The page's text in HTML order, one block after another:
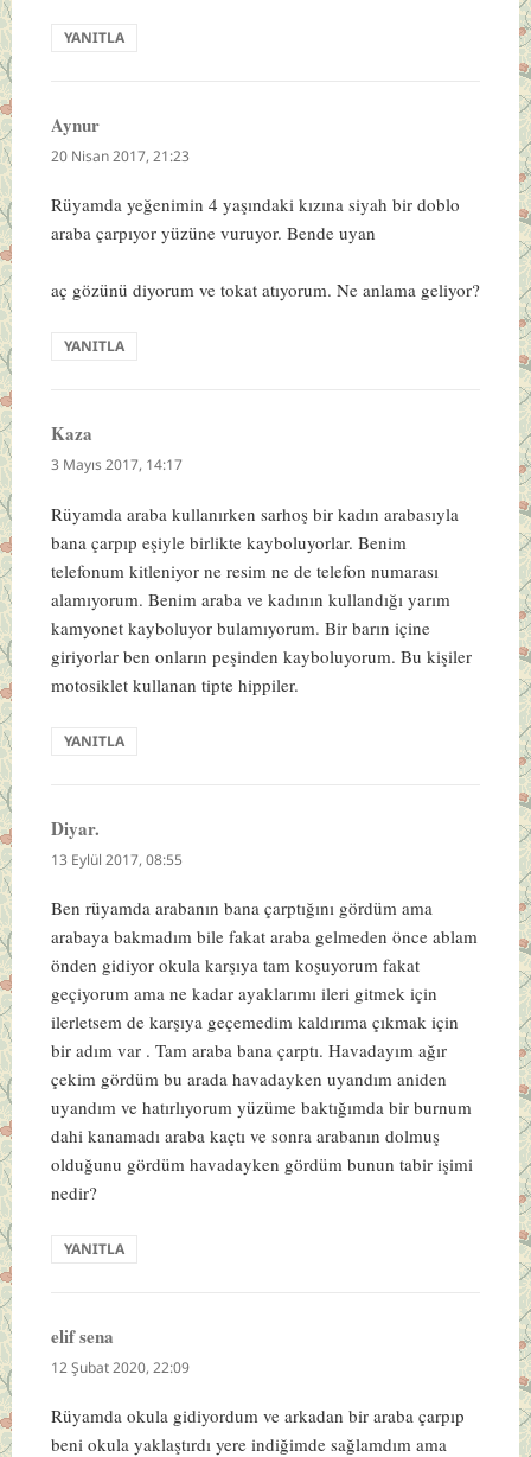
YANITLA
Aynurdedi
ki:
20 Nisan 2017, 21:23
Rüyamda yeğenimin 4 yaşındaki kızına siyah bir doblo
araba çarpıyor yüzüne vuruyor. Bende uyan
aç gözünü diyorum ve tokat atıyorum. Ne anlama geliyor?
YANITLA
Kaza
ki:
3 Mayıs 2017, 14:17
Rüyamda araba kullanırken sarhoş bir kadın arabasıyla
bana çarpıp eşiyle birlikte kayboluyorlar. Benim
telefonum kitleniyor ne resim ne de telefon numarası
alamıyorum. Benim araba ve kadının kullandığı yarım
kamyonet kayboluyor bulamıyorum. Bir barın içine
giriyorlar ben onların peşinden kayboluyorum. Bu kişiler
motosiklet kullanan tipte hippiler.
YANITLA
Diyar.
ki:
13 Eylül 2017, 08:55
Ben rüyamda arabanın bana çarptığını gördüm ama
arabaya bakmadım bile fakat araba gelmeden önce ablam
önden gidiyor okula karşıya tam koşuyorum fakat
geçiyorum ama ne kadar ayaklarımı ileri gitmek için
ilerletsem de karşıya geçemedim kaldırıma çıkmak için
bir adım var . Tam araba bana çarptı. Havadayım ağır
çekim gördüm bu arada havadayken uyandım aniden
uyandım ve hatırlıyorum yüzüme baktığımda bir burnum
dahi kanamadı araba kaçtı ve sonra arabanın dolmuş
olduğunu gördüm havadayken gördüm bunun tabir işimi
nedir?
YANITLA
elif sena
ki:
12 Şubat 2020, 22:09
Rüyamda okula gidiyordum ve arkadan bir araba çarpıp
beni okula yaklaştırdı yere indiğimde sağlamdım ama